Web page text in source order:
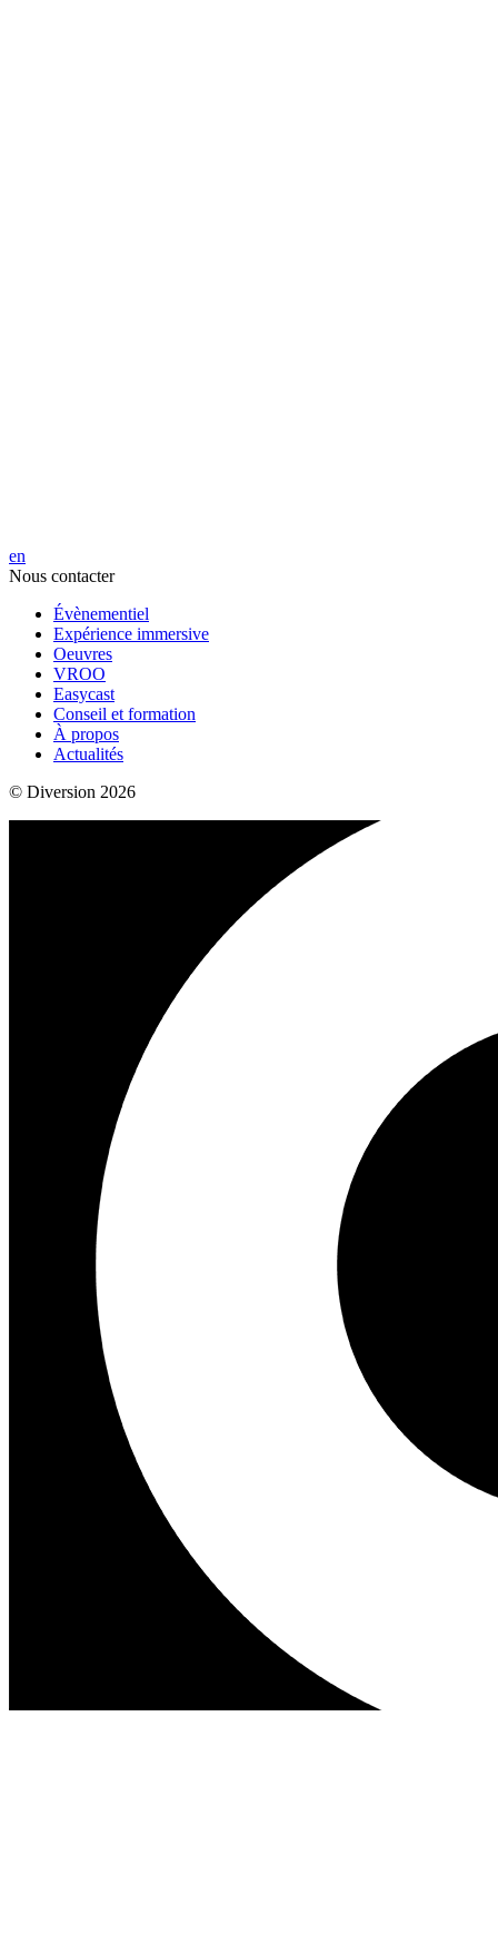
en
Nous contacter
Évènementiel
Expérience immersive
Oeuvres
VROO
Easycast
Conseil et formation
À propos
Actualités
© Diversion 2026